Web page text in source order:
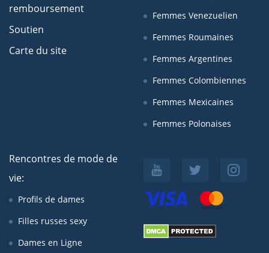
remboursement
Soutien
Carte du site
Femmes Venezuelien
Femmes Roumaines
Femmes Argentines
Femmes Colombiennes
Femmes Mexicaines
Femmes Polonaises
Rencontres de mode de
vie:
Profils de dames
Filles russes sexy
Dames en Ligne